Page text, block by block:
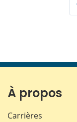
À propos
Carrières